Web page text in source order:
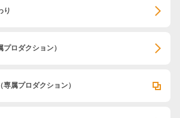
り
プロダクション）
専属プロダクション）